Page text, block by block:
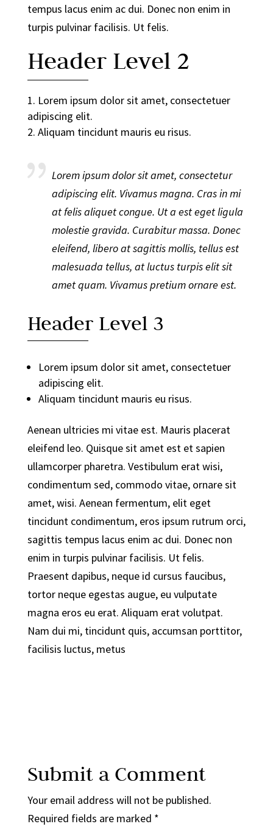
tempus lacus enim ac dui. Donec non enim in
turpis pulvinar facilisis. Ut felis.
Header Level 2
Lorem ipsum dolor sit amet, consectetuer
adipiscing elit.
Aliquam tincidunt mauris eu risus.
Lorem ipsum dolor sit amet, consectetur
adipiscing elit. Vivamus magna. Cras in mi
at felis aliquet congue. Ut a est eget ligula
molestie gravida. Curabitur massa. Donec
eleifend, libero at sagittis mollis, tellus est
malesuada tellus, at luctus turpis elit sit
amet quam. Vivamus pretium ornare est.
Header Level 3
Lorem ipsum dolor sit amet, consectetuer
adipiscing elit.
Aliquam tincidunt mauris eu risus.
Aenean ultricies mi vitae est. Mauris placerat
eleifend leo. Quisque sit amet est et sapien
ullamcorper pharetra. Vestibulum erat wisi,
condimentum sed, commodo vitae, ornare sit
amet, wisi. Aenean fermentum, elit eget
tincidunt condimentum, eros ipsum rutrum orci,
sagittis tempus lacus enim ac dui. Donec non
enim in turpis pulvinar facilisis. Ut felis.
Praesent dapibus, neque id cursus faucibus,
tortor neque egestas augue, eu vulputate
magna eros eu erat. Aliquam erat volutpat.
Nam dui mi, tincidunt quis, accumsan porttitor,
facilisis luctus, metus
Submit a Comment
Your email address will not be published.
Required fields are marked *